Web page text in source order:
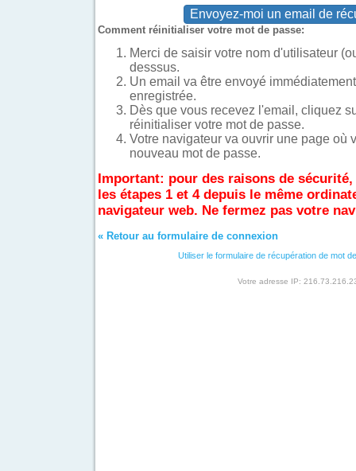
Comment réinitialiser votre mot de passe:
Merci de saisir votre nom d'utilisateur
desssus.
Un email va être envoyé
enregistrée.
Dès que vous recevez l'email, cliquez
réinitialiser votre mot de passe.
Votre navigateur va ouvrir une page où
nouveau mot de passe.
Important: pour des raisons de
les étapes 1 et 4 depuis le même
navigateur web. Ne fermez pas votre
« Retour au formulaire de connexion
Utiliser le formulaire de récupération de mot
Votre adresse IP: